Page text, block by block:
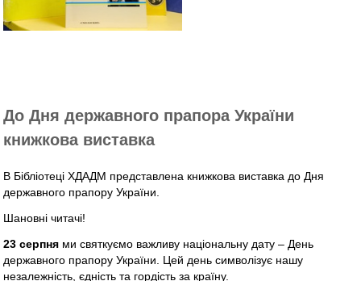
До Дня державного прапора України
книжкова виставка
В Бібліотеці ХДАДМ представлена книжкова виставка до Дня
державного прапору України.
Шановні читачі!
23 серпня ми святкуємо важливу національну дату – День
державного прапору України. Цей день символізує нашу
незалежність, єдність та гордість за країну.